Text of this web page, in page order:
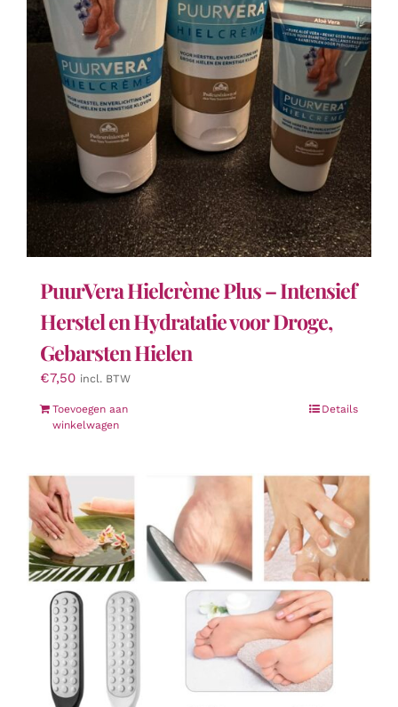
PuurVera Hielcrème Plus – Intensief
Herstel en Hydratatie voor Droge,
Gebarsten Hielen
€7,50 incl. BTW
Toevoegen aan
winkelwagen
Details